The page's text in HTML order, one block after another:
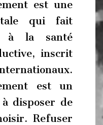
est une
qui fait
à la santé
inscrit
est un
disposer de
Refuser